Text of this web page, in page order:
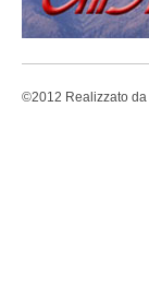
©2012 Realizzato da